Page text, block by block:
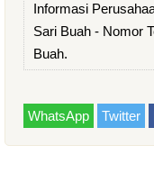
Informasi
Sari Buah - Nomor
Buah.
WhatsApp Twitter